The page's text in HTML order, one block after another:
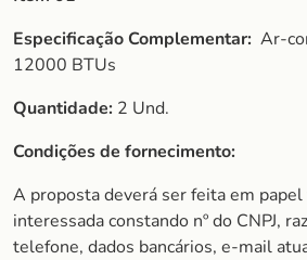
Especificação Complementar: Ar-
12000 BTUs
Quantidade: 2 Und.
Condições de fornecimento:
A proposta deverá ser feita em
interessada constando nº do CNPJ,
telefone, dados bancários, e-mail